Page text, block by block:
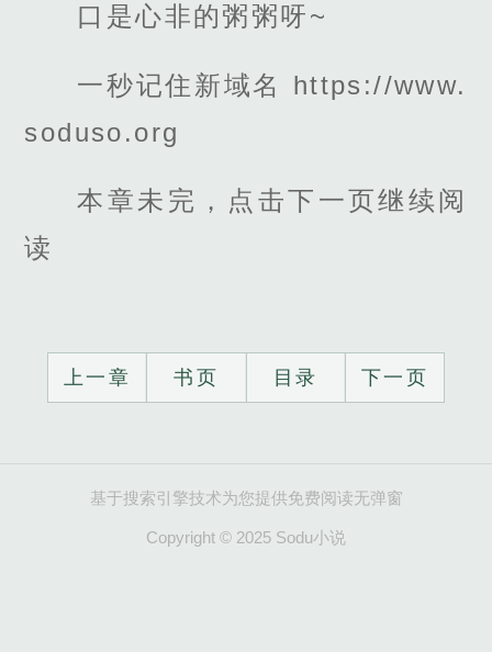
口是心非的粥粥呀~
一秒记住新域名 https://www.
soduso.org
本章未完，点击下一页继续阅
读
上一章 书页 目录 下一页
基于搜索引擎技术为您提供免费阅读无弹窗
Copyright © 2025 Sodu小说